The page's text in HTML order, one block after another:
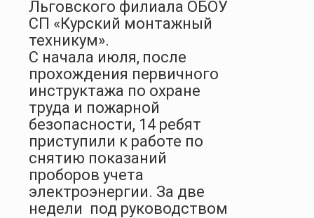
Льговского филиала ОБОУ
СП «Курский монтажный
техникум».
С начала июля, после
прохождения первичного
инструктажа по охране
труда и пожарной
безопасности, 14 ребят
приступили к работе по
снятию показаний
проборов учета
электроэнергии. За две
недели под руководством